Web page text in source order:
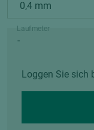
Laufmeter
Loggen Sie sich